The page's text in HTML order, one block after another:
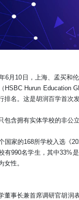
6月 10 日，上海、孟买和
（ HSBC Hurun Education
排名。这是胡润百学首次发
包含拥有实体学校的非公立
国家的168所学校 入选《
有990名学生，其中33%
女性。
董事长兼首席调研官胡润